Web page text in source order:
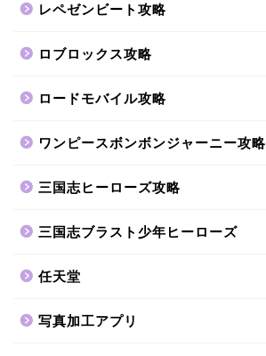
レペゼンビート攻略
ロブロックス攻略
ロードモバイル攻略
ワンピースボンボンジャーニー攻略
三国志ヒーローズ攻略
三国志ブラスト少年ヒーローズ
任天堂
写真加工アプリ